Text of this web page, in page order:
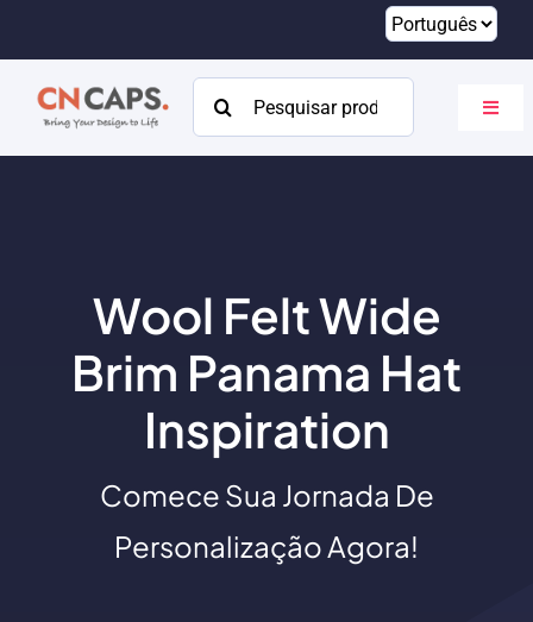
conteúdo
Procurar:
Catálogo
Sobre
Wool Felt Wide
Brim Panama Hat
Inspiration
Comece Sua Jornada De
Personalização Agora!